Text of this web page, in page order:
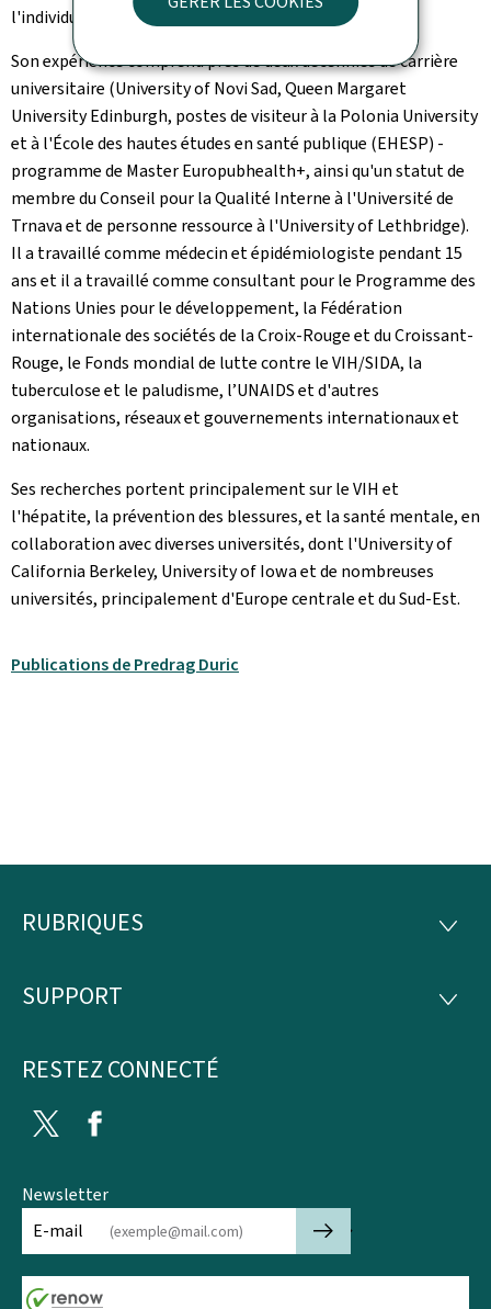
l'individu.
Son expérience comprend près de deux décennies de carrière
universitaire (University of Novi Sad, Queen Margaret
University Edinburgh, postes de visiteur à la Polonia University
et à l'École des hautes études en santé publique (EHESP) -
programme de Master Europubhealth+, ainsi qu'un statut de
membre du Conseil pour la Qualité Interne à l'Université de
Trnava et de personne ressource à l'University of Lethbridge).
Il a travaillé comme médecin et épidémiologiste pendant 15
ans et il a travaillé comme consultant pour le Programme des
Nations Unies pour le développement, la Fédération
internationale des sociétés de la Croix-Rouge et du Croissant-
Rouge, le Fonds mondial de lutte contre le VIH/SIDA, la
tuberculose et le paludisme, l’UNAIDS et d'autres
organisations, réseaux et gouvernements internationaux et
nationaux.
Ses recherches portent principalement sur le VIH et
l'hépatite, la prévention des blessures, et la santé mentale, en
collaboration avec diverses universités, dont l'University of
California Berkeley, University of Iowa et de nombreuses
universités, principalement d'Europe centrale et du Sud-Est.
Publications de Predrag Duric
Pied
page
RUBRIQUES
SUPPORT
RESTEZ CONNECTÉ
Twitter
Newsletter
E-mail
🡒